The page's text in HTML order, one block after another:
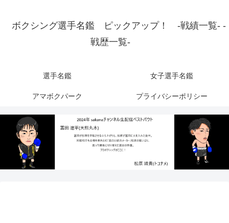
ボクシング選手名鑑 ピックアップ！ -戦績一覧- -
戦歴一覧-
選手名鑑 女子選手名鑑
アマボクパーク プライバシーポリシー